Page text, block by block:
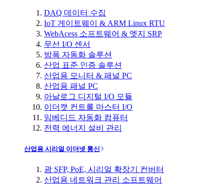
DAQ 데이터 수집
IoT 게이트웨이 & ARM Linux RTU
WebAcess 소프트웨어 & 엣지 SRP
무선 I/O 센서
방폭 자동화 솔루션
산업 표준 인증 솔루션
산업용 모니터 & 패널 PC
산업용 패널 PC
아날로그 디지털 I/O 모듈
이더캣 컨트롤 마스터 I/O
임베디드 자동화 컴퓨터
전력 에너지 설비 관리
산업용 시리얼 이더넷 통신
광 SFP, PoE, 시리얼 확장기 컨버터
산업용 네트워크 관리 소프트웨어